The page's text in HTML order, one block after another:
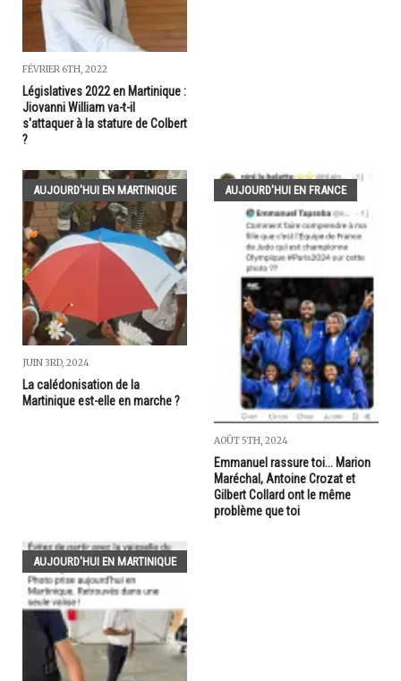
FÉVRIER 6TH, 2022
Législatives 2022 en Martinique :
Jiovanni William va-t-il
s'attaquer à la stature de Colbert
?
AUJOURD'HUI EN MARTINIQUE
JUIN 3RD, 2024
La calédonisation de la
Martinique est-elle en marche ?
AUJOURD'HUI EN FRANCE
AOÛT 5TH, 2024
Emmanuel rassure toi... Marion
Maréchal, Antoine Crozat et
Gilbert Collard ont le même
problème que toi
AUJOURD'HUI EN MARTINIQUE